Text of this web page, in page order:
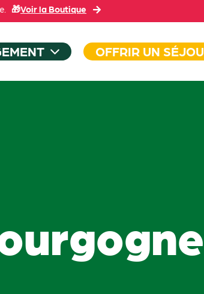
🎁Voir la Boutique
OFFRIR UN